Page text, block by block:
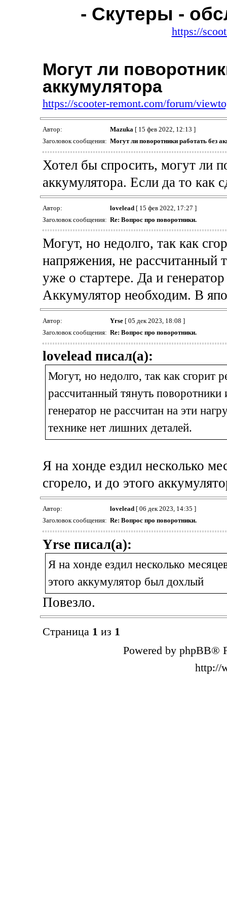
- Скутеры -
https://
Могут ли
аккумулятора
https://scooter-remont.com/forum/
Автор: Mazuka[ 15 фев 2022, 12:13 ]
Заголовок сообщения: Могут ли поворотники работать без
Хотел бы спросить, могут ли
аккумулятора. Если да то как
Автор: lovelead[ 15 фев 2022, 17:27 ]
Заголовок сообщения: Re: Вопрос про поворотники.
Могут, но недолго, так как
напряжения, не рассчитанный
уже о стартере. Да и
Аккумулятор необходим. В
Автор: Yrse[ 05 дек 2023, 18:08 ]
Заголовок сообщения: Re: Вопрос про поворотники.
lovelead писал(а):
Могут, но недолго, так как сгорит
рассчитанный тянуть
генератор не рассчитан на эти
технике нет лишних деталей.
Я на хонде ездил несколько
сгорело, и до этого
Автор: lovelead[ 06 дек 2023, 14:35 ]
Заголовок сообщения: Re: Вопрос про поворотники.
Yrse писал(а):
Я на хонде ездил несколько
этого аккумулятор был дохлый
Повезло.
Страница 1 из 1
Powered by phpBB®
http://